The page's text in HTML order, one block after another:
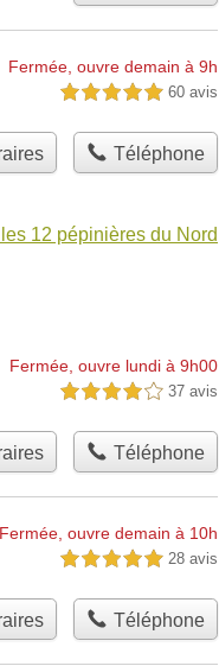
Fermée, ouvre demain à 9h
5,0 étoiles sur 5 60 avis
Téléphone
12 pépinières du Nord
Fermée, ouvre lundi à 9h00
4,0 étoiles sur 5 37 avis
Téléphone
Fermée, ouvre demain à 10h
5,0 étoiles sur 5 28 avis
Téléphone